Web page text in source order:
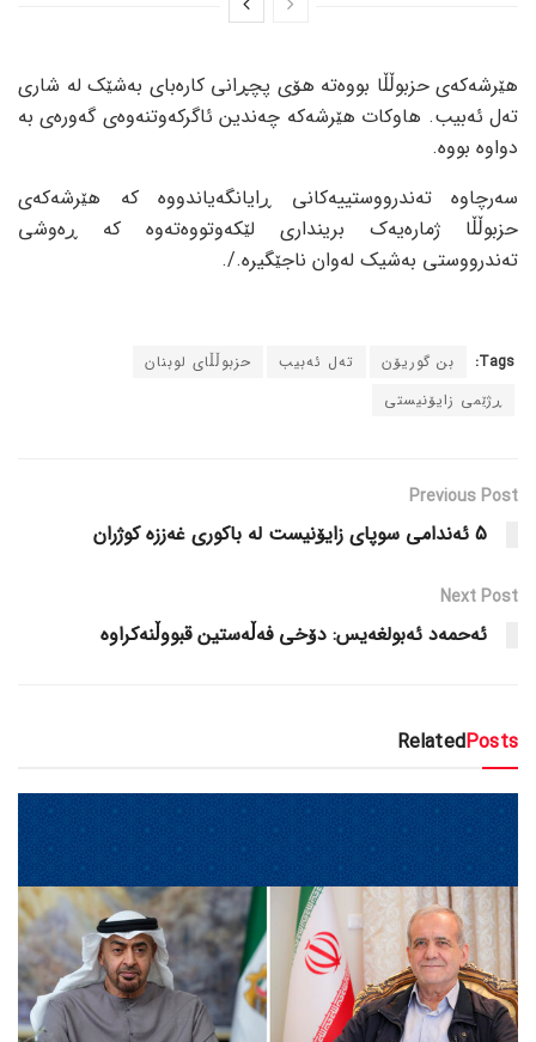
هێرشەکەی حزبوڵڵا بووەتە هۆی پچڕانی کارەبای بەشێک لە شاری
تەل ئەبیب. هاوکات هێرشەکە چەندین ئاگرکەوتنەوەی گەورەی بە
دواوە بووە.
سەرچاوە تەندرووستییەکانی ڕایانگەیاندووە کە هێرشەکەی
حزبوڵڵا ژمارەیەک برینداری لێکەوتووەتەوە کە ڕەوشی
تەندرووستی بەشیک لەوان ناجێگیرە./.
Tags: بن گوریۆن تەل ئەبیب
حزبوڵڵای لوبنان
ڕژێمی زایۆنیستی
Previous Post
5 ئەندامی سوپای زایۆنیست لە باکوری غەززە کوژران
Next Post
ئەحمەد ئەبولغەیس: دۆخی فەڵەستین قبووڵنەکراوە
RelatedPosts